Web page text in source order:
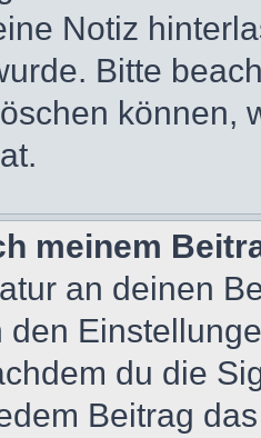
Notiz
Bitte
können,
meinem
an deinen
den
du die
Beitrag